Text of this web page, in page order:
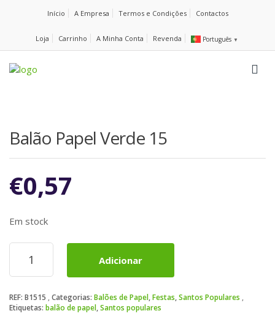
Início A Empresa Termos e Condições Contactos
Loja Carrinho A Minha Conta Revenda Português ▼
Balão Papel Verde 15
€0,57
Em stock
Quantidade
Balão
Verde
15
Adicionar
REF: B1515 Categorias: Balões de Papel,Festas,Santos Populares
Etiquetas: balão de papel,Santos populares